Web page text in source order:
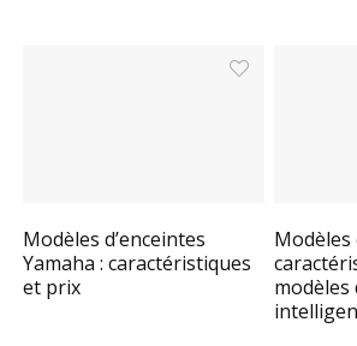
Modèles d’enceintes
Yamaha : caractéristiques
et prix
Modèles
modèles